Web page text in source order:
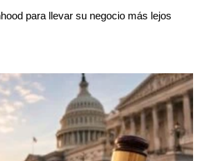
para llevar su negocio más lejos